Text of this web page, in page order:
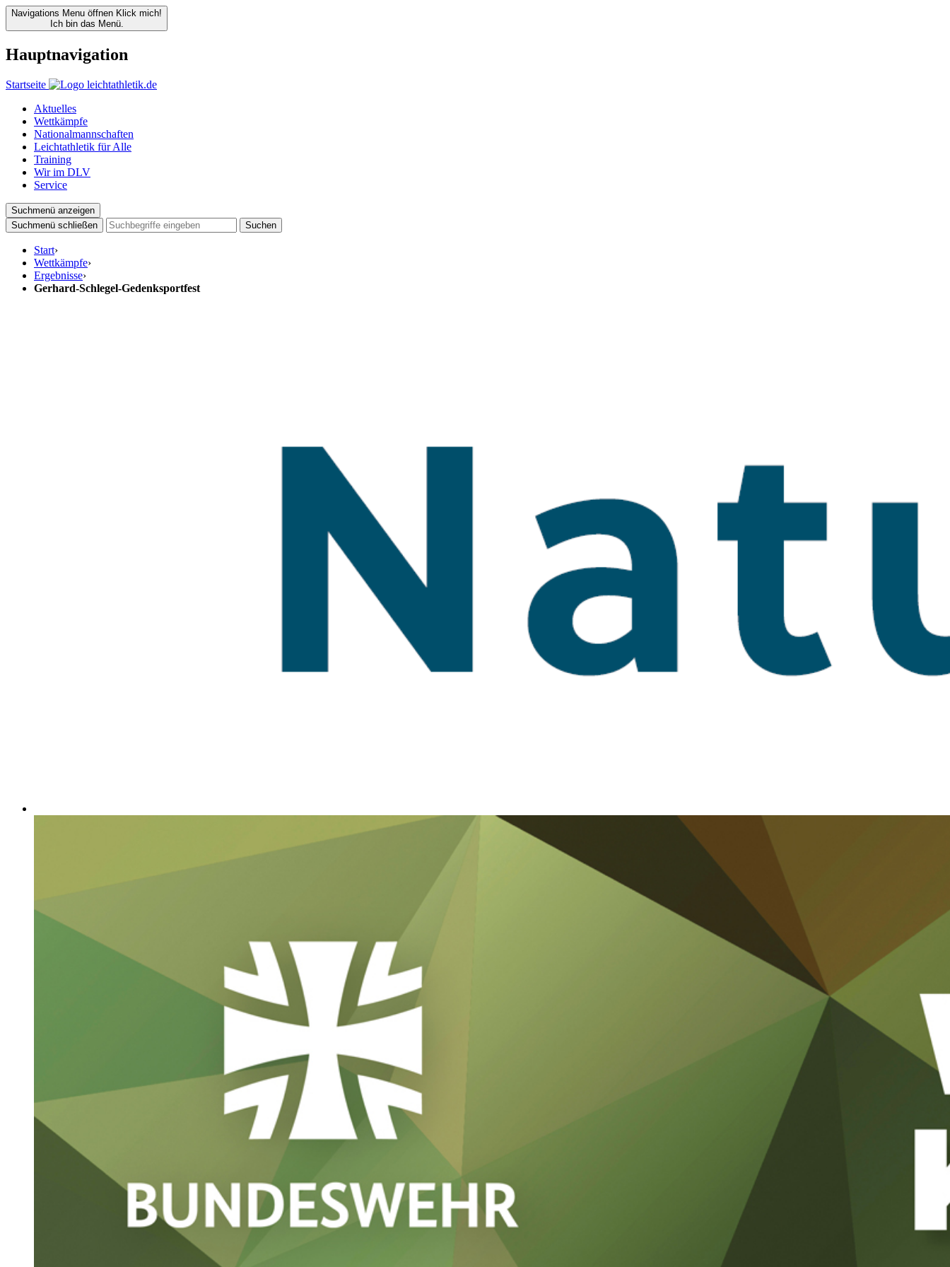
Navigations Menu öffnen Klick mich!
Ich bin das Menü.
Hauptnavigation
Startseite
Aktuelles
Wettkämpfe
Nationalmannschaften
Leichtathletik für Alle
Training
Wir im DLV
Service
Suchmenü anzeigen
Suchmenü schließen
Suchen
Start›
Wettkämpfe›
Ergebnisse›
Gerhard-Schlegel-Gedenksportfest